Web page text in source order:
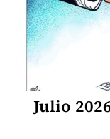
Julio